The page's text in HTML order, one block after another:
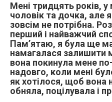
Мені тридцять років, у
чоловік та дочка, але
зовсім не потрібна.
перший і найважчий
Пам’ятаю, я була ще
намагалася залишити
вона покинула мене
надовго, коли мені
як хотілося, щоб вона
обняла, поцілувала і